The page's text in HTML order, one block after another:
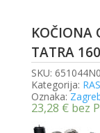
KOČIONA
TATRA
SKU:
Kategorija:
Oznaka:
23,28 € bez